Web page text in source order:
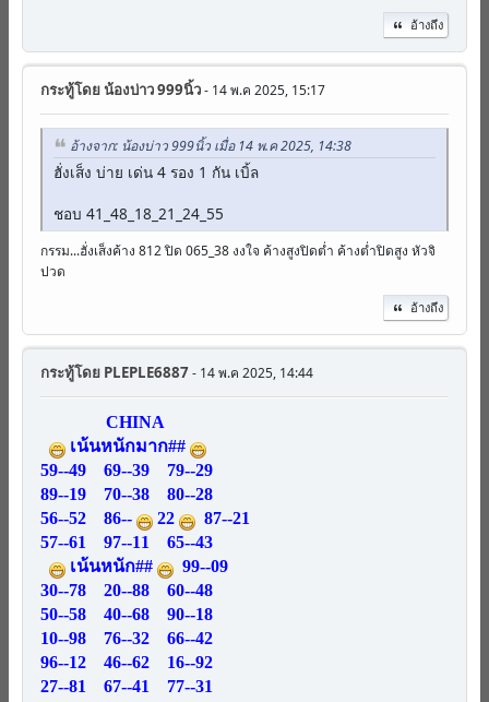
อ้างถึง
กระทู้โดยน้องบ่าว 999นิ้ว- 14 พ.ค 2025, 15:17
อ้างจาก: น้องบ่าว 999นิ้ว เมื่อ 14 พ.ค 2025, 14:38
ฮั่งเส็ง บ่าย เด่น 4 รอง 1 กัน เบิ้ล
ชอบ 41_48_18_21_24_55
กรรม...ฮั่งเส็งค้าง 812 ปิด 065_38 งงใจ ค้างสูงปิดต่ำ ค้างต่ำปิดสูง หัวจิ
ปวด
อ้างถึง
กระทู้โดย PLEPLE6887- 14 พ.ค 2025, 14:44
CHINA
เน้นหนักมาก##
59--49 69--39 79--29
89--19 70--38 80--28
56--52 86--
22
87--21
57--61 97--11 65--43
เน้นหนัก##
99--09
30--78 20--88 60--48
50--58 40--68 90--18
10--98 76--32 66--42
96--12 46--62 16--92
27--81 67--41 77--31